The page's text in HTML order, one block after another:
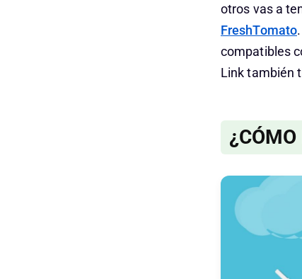
otros vas a
FreshTomato
compatibles
Link también